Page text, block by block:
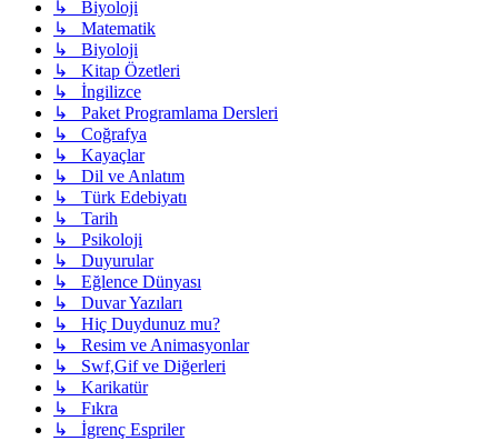
↳ Biyoloji
↳ Matematik
↳ Biyoloji
↳ Kitap Özetleri
↳ İngilizce
↳ Paket Programlama Dersleri
↳ Coğrafya
↳ Kayaçlar
↳ Dil ve Anlatım
↳ Türk Edebiyatı
↳ Tarih
↳ Psikoloji
↳ Duyurular
↳ Eğlence Dünyası
↳ Duvar Yazıları
↳ Hiç Duydunuz mu?
↳ Resim ve Animasyonlar
↳ Swf,Gif ve Diğerleri
↳ Karikatür
↳ Fıkra
↳ İgrenç Espriler